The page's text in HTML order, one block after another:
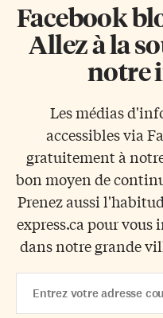
Facebook
Allez à la
notre
Les médias
accessibles via
gratuitement à
bon moyen de
Prenez aussi
express.ca pour vous
dans notre grande
Address